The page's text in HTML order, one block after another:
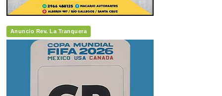
Anuncio Rev. La Tranquera